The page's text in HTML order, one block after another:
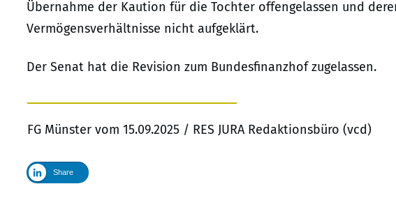
Übernahme der Kaution für die Tochter offengelassen und
Vermögensverhältnisse nicht aufgeklärt.
Der Senat hat die Revision zum Bundesfinanzhof zugelassen.
FG Münster vom 15.09.2025 / RES JURA Redaktionsbüro (vcd)
Share